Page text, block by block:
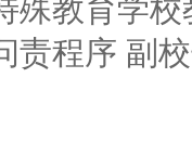
殊教育学
责程序 副